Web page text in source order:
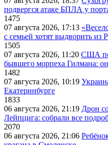
подвергся атаке БПЛА у
1475
07 августа 2026, 17:13
с семьей хотят выдворить из
1505
07 августа 2026, 11:20 США
бывшего морпеха Гилмана:
1482
07 августа 2026, 10:19
Екатеринбурге
1833
06 августа 2026, 21:19 Дрон
Лейпцига: собрали все
2070
06 августа 2026, 21:06